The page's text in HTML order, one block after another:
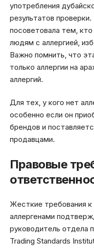
употребления
результатов
посоветовала тем,
людям с аллергией,
Важно помнить, что
только аллергии на
аллергий.
Для тех, у кого нет
особенно если он
брендов и
продавцами.
Правовые
Жесткие требования
аллергенами
руководитель отдела
Trading Standards